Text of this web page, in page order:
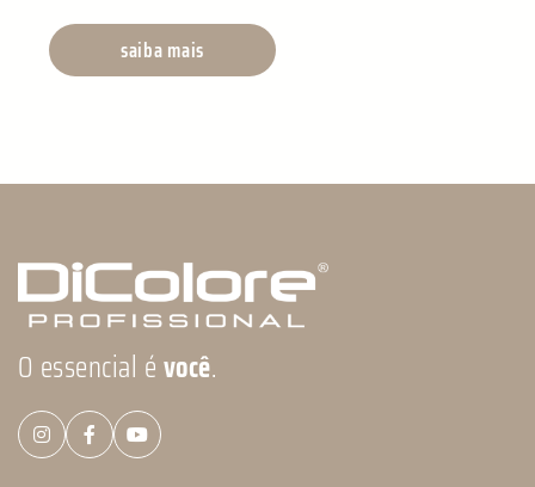
saiba mais
O essencial évocê.